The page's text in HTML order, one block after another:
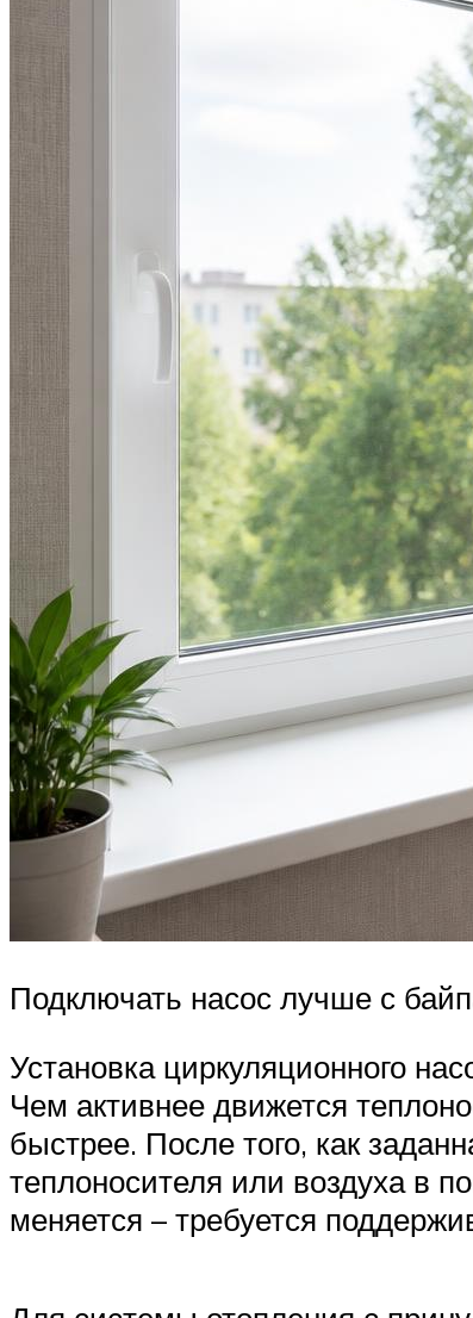
Подключать насос лучше с
Установка циркуляционного
Чем активнее движется
быстрее. После того, как
теплоносителя или воздуха в
меняется – требуется